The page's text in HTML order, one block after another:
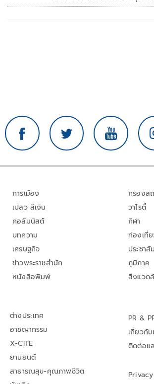
การเมือง
เปลว สีเงิน
คอลัมนิสต์
บทความ
เศรษฐกิจ
ข่าวพระราชสำนัก
หนังสือพิมพ์
กรองส
วาไรตี้
กีฬา
ท่องเที่
ประชา
ภูมิภาค
สิ่งแวด
ต่างประเทศ
อาชญากรรม
X-CITE
ยานยนต์
สาธารณสุข-คุณภาพชีวิต
PR &
เกี่ยวกับ
ติดต่อแ